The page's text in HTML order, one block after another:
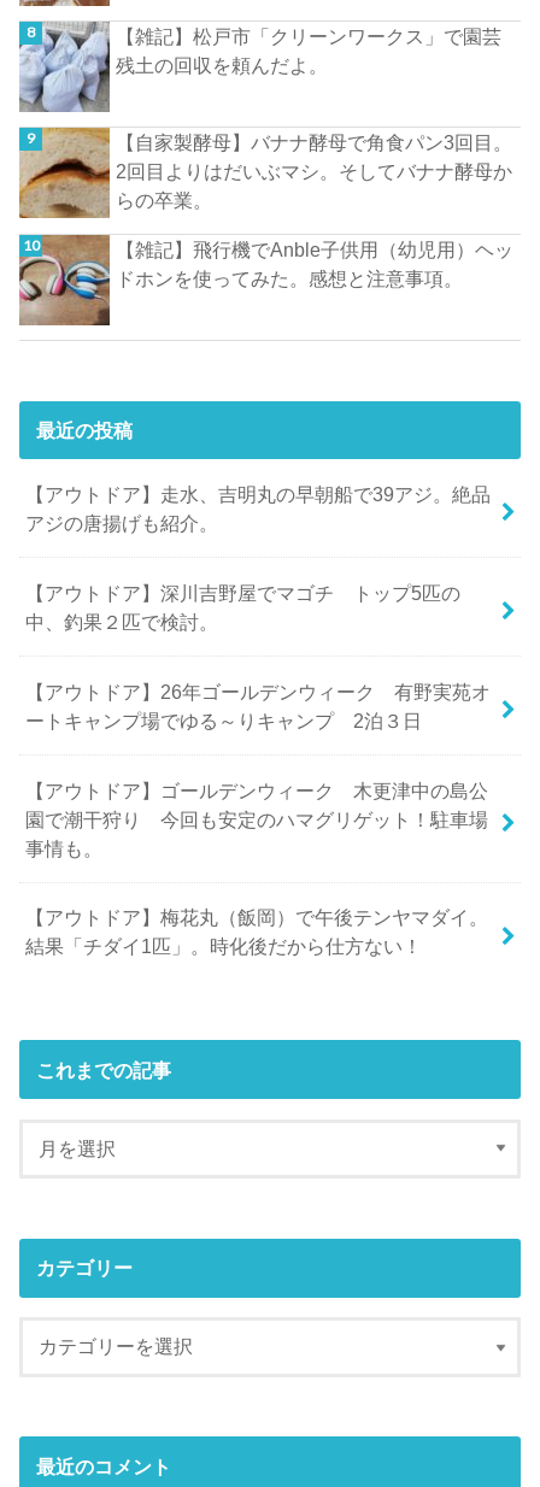
【雑記】松戸市「クリーンワークス」で園芸
残土の回収を頼んだよ。
【自家製酵母】バナナ酵母で角食パン3回目。
2回目よりはだいぶマシ。そしてバナナ酵母か
らの卒業。
【雑記】飛行機でAnble子供用（幼児用）ヘッ
ドホンを使ってみた。感想と注意事項。
最近の投稿
【アウトドア】走水、吉明丸の早朝船で39アジ。絶品
アジの唐揚げも紹介。
【アウトドア】深川吉野屋でマゴチ トップ5匹の
中、釣果２匹で検討。
【アウトドア】26年ゴールデンウィーク 有野実苑オ
ートキャンプ場でゆる～りキャンプ 2泊３日
【アウトドア】ゴールデンウィーク 木更津中の島公
園で潮干狩り 今回も安定のハマグリゲット！駐車場
事情も。
【アウトドア】梅花丸（飯岡）で午後テンヤマダイ。
結果「チダイ1匹」。時化後だから仕方ない！
これまでの記事
カテゴリー
最近のコメント